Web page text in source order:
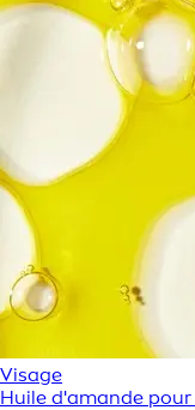
Visage
Huile d'amande pour